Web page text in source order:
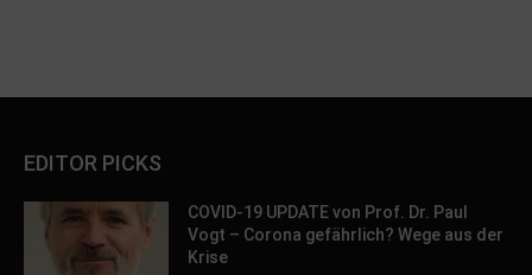
EDITOR PICKS
COVID-19 UPDATE von Prof. Dr. Paul
Vogt – Corona gefährlich? Wege aus der
Krise